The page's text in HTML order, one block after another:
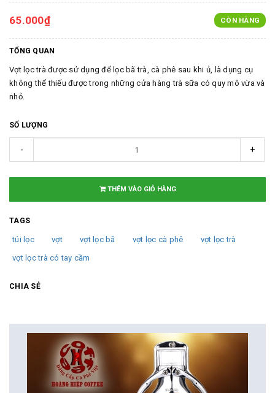
65.000₫ CÒN HÀNG
TỔNG QUAN
Vợt lọc trà được sử dụng để lọc bã trà, cà phê sau khi ủ, là dụng cụ
không thể thiếu được trong những cửa hàng trà sữa có quy mô vừa và
nhỏ.
SỐ LƯỢNG
- +
THÊM VÀO GIỎ HÀNG
TAGS
túi lọc vợt vợt lọc bã vợt lọc cà phê
vợt lọc trà
vợt lọc trà có tay cầm
CHIA SẺ